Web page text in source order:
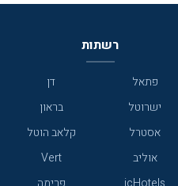
רשתות
פתאל
דן
ישרוטל
בראון
אסטרל
קלאב הוטל
אוליב
Vert